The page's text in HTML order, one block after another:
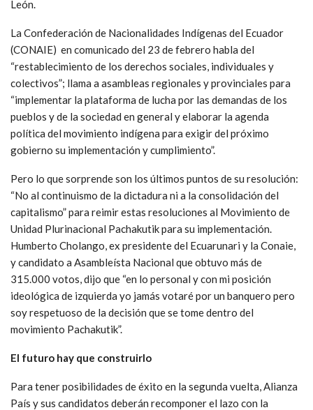
del discurso hegemónico, quizá convencidos de que la
Revolución Ciudadana ha dividido al país, al colocar en el
escenario a grupos sociales (clases) anacrónicos con las
figuras de poder tradicional. Al respecto, entre las
manifestaciones de animadversión más emblemáticas figura la
oposición a la presencia de afrodescendientes -ex futbolistas-
en la Asamblea Nacional, de indígenas en el servicio exterior, o
de tres mujeres jóvenes en la presidencia y vicepresidencias de
León.
La Confederación de Nacionalidades Indígenas del Ecuador
(CONAIE) en comunicado del 23 de febrero habla del
“restablecimiento de los derechos sociales, individuales y
colectivos”; llama a asambleas regionales y provinciales para
“implementar la plataforma de lucha por las demandas de los
pueblos y de la sociedad en general y elaborar la agenda
política del movimiento indígena para exigir del próximo
gobierno su implementación y cumplimiento”.
Pero lo que sorprende son los últimos puntos de su resolución:
capitalismo” para reimir estas resoluciones al Movimiento de